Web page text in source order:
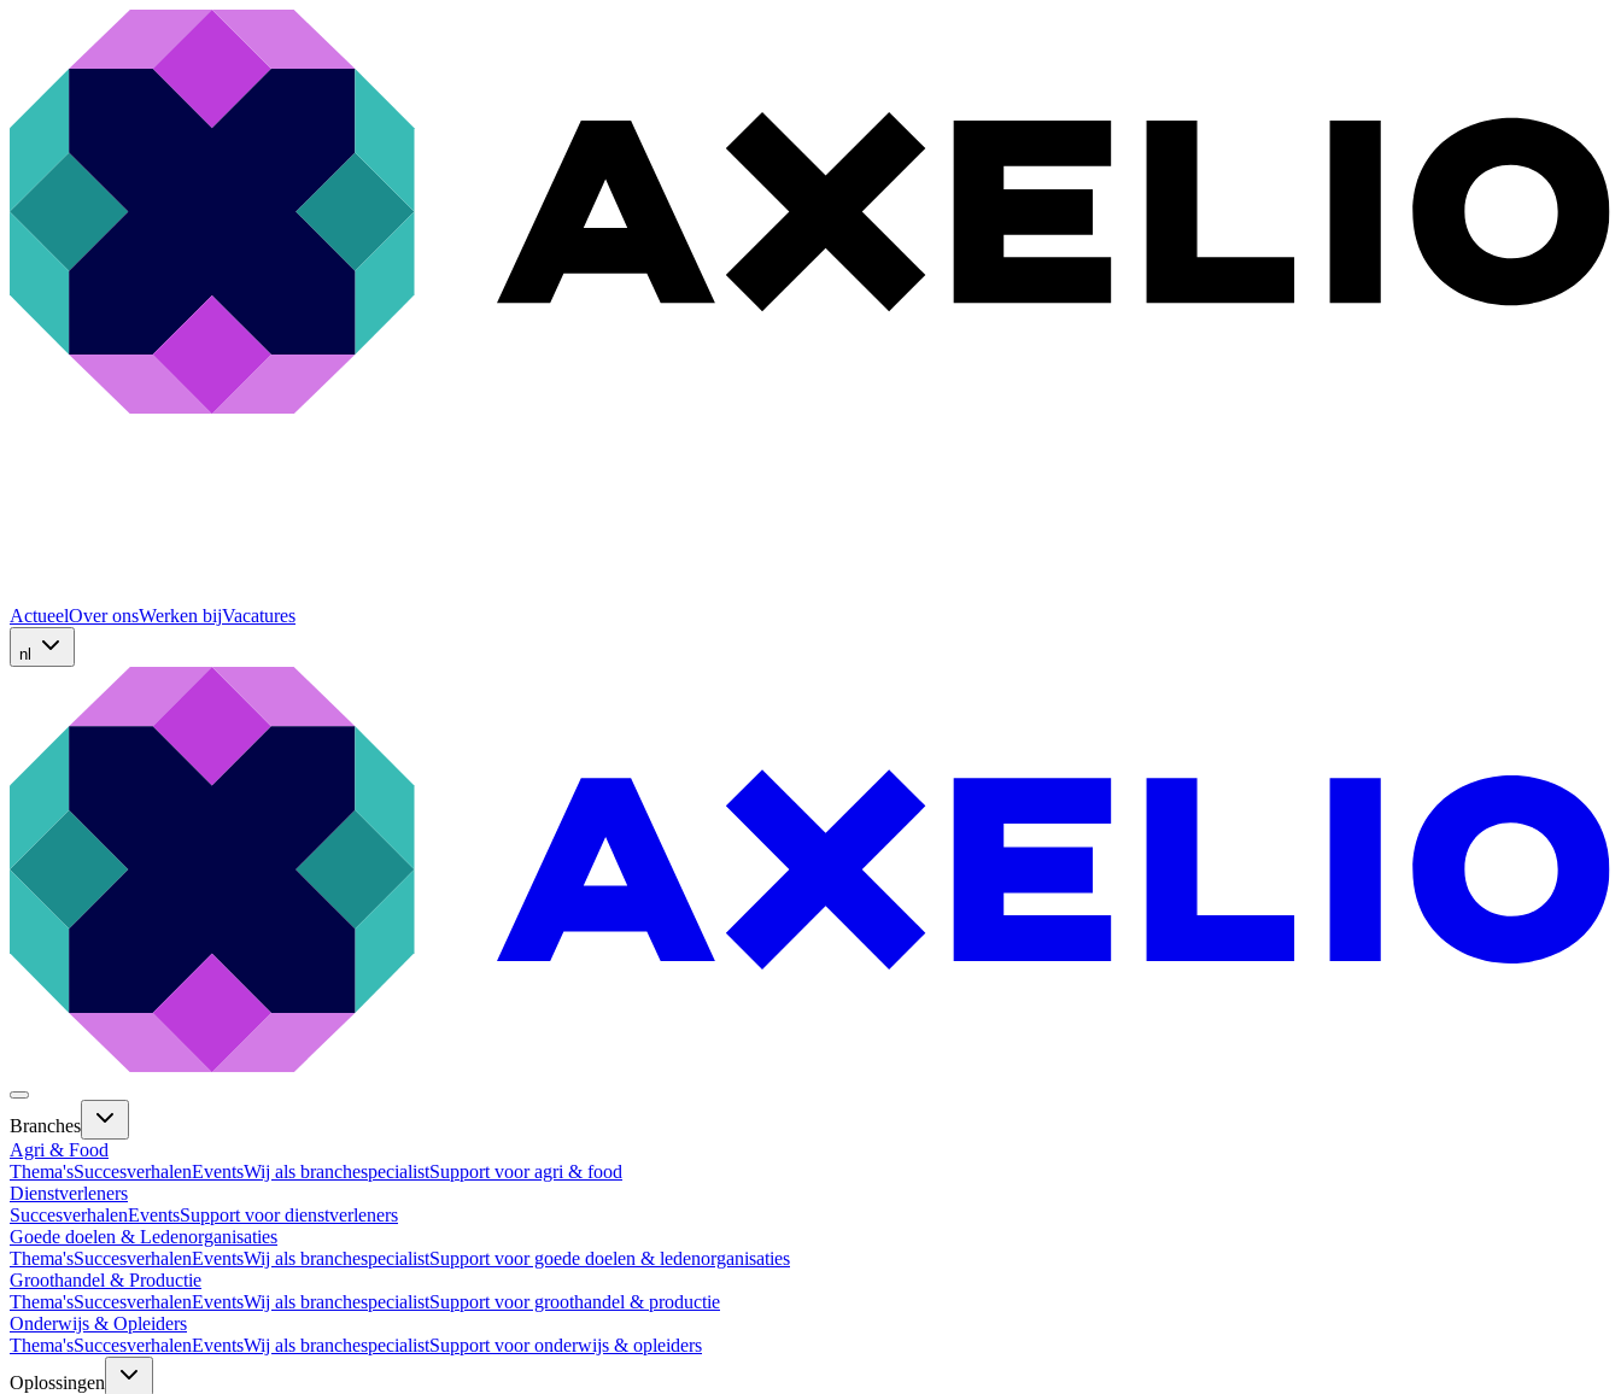
ActueelOver onsWerken bijVacatures
nl
Branches
Agri & Food
Thema'sSuccesverhalenEventsWij als branchespecialistSupport voor agri & food
Dienstverleners
SuccesverhalenEventsSupport voor dienstverleners
Goede doelen & Ledenorganisaties
Thema'sSuccesverhalenEventsWij als branchespecialistSupport voor goede doelen & ledenorganisaties
Groothandel & Productie
Thema'sSuccesverhalenEventsWij als branchespecialistSupport voor groothandel & productie
Onderwijs & Opleiders
Thema'sSuccesverhalenEventsWij als branchespecialistSupport voor onderwijs & opleiders
Oplossingen